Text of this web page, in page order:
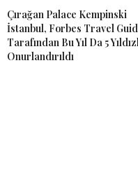
Çırağan Palace Kempinski
İstanbul, Forbes Travel
Tarafından Bu Yıl Da 5
Onurlandırıldı